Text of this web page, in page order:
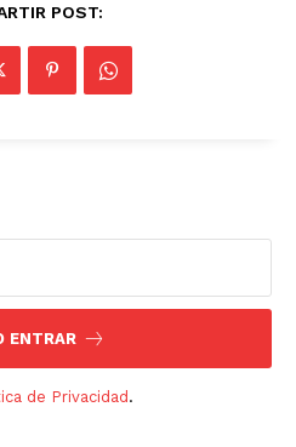
POST:
ENTRAR
de Privacidad .